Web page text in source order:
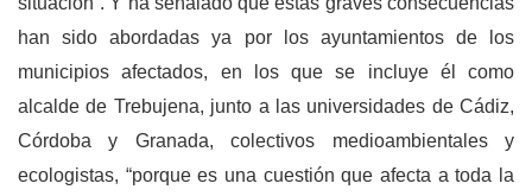
han sido abordadas ya por los ayuntamientos de los
municipios afectados, en los que se incluye él como
alcalde de Trebujena, junto a las universidades de Cádiz,
Córdoba y Granada, colectivos medioambientales y
ecologistas, “porque es una cuestión que afecta a toda la